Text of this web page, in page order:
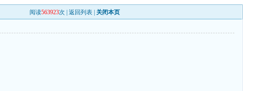
阅读563923次 |返回列表 关闭本页